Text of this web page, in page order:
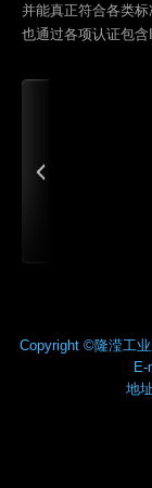
并能真正符合各类
也通过各项认证包
Copyright ©隆滢工
E-
地